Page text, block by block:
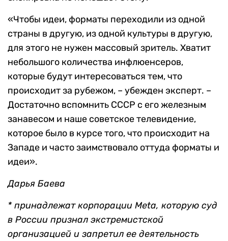
«Чтобы идеи, форматы переходили из одной
страны в другую, из одной культуры в другую,
для этого не нужен массовый зритель. Хватит
небольшого количества инфлюенсеров,
которые будут интересоваться тем, что
происходит за рубежом, – убежден эксперт. –
Достаточно вспомнить СССР с его железным
занавесом и наше советское телевидение,
которое было в курсе того, что происходит на
Западе и часто заимствовало оттуда форматы и
идеи».
Дарья Баева
* принадлежат корпорации Meta, которую суд
в России признал экстремистской
организацией и запретил ее деятельность